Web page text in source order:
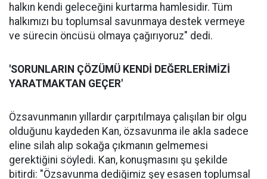
halkın kendi geleceğini kurtarma hamlesidir. Tüm
halkımızı bu toplumsal savunmaya destek vermeye
ve sürecin öncüsü olmaya çağırıyoruz" dedi.
'SORUNLARIN ÇÖZÜMÜ KENDİ DEĞERLERİMİZİ
YARATMAKTAN GEÇER'
Özsavunmanın yıllardır çarpıtılmaya çalışılan bir olgu
olduğunu kaydeden Kan, özsavunma ile akla sadece
eline silah alıp sokağa çıkmanın gelmemesi
gerektiğini söyledi. Kan, konuşmasını şu şekilde
bitirdi: "Özsavunma dediğimiz şey esasen toplumsal